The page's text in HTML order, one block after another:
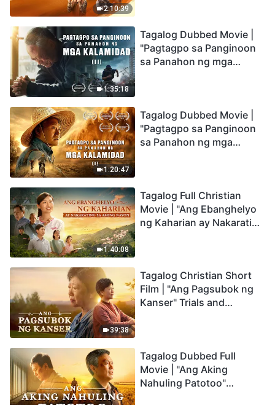
2:10:39
1:35:18
Tagalog Dubbed Movie |
"Pagtagpo sa Panginoon
sa Panahon ng mga
Tayo Makakapasok sa
Kaharian ng Diyos?
1:20:47
Tagalog Dubbed Movie |
"Pagtagpo sa Panginoon
sa Panahon ng mga
Sangkatauhan?
1:40:08
Tagalog Full Christian
Movie | "Ang Ebanghelyo
ng Kaharian ay Nakarating
39:38
Tagalog Christian Short
Film | "Ang Pagsubok ng
Kanser" Trials and
Tagalog Dubbed Full
Movie | "Ang Aking
Nahuling Patotoo"